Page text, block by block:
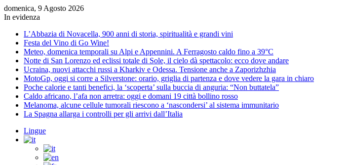
domenica, 9 Agosto 2026
In evidenza
L’Abbazia di Novacella, 900 anni di storia, spiritualità e grandi vini
Festa del Vino di Go Wine!
Meteo, domenica temporali su Alpi e Appennini. A Ferragosto caldo fino a 39°C
Notte di San Lorenzo ed eclissi totale di Sole, il cielo dà spettacolo: ecco dove andare
Ucraina, nuovi attacchi russi a Kharkiv e Odessa. Tensione anche a Zaporizhzhia
MotoGp, oggi si corre a Silverstone: orario, griglia di partenza e dove vedere la gara in chiaro
Poche calorie e tanti benefici, la ‘scoperta’ sulla buccia di anguria: “Non buttatela”
Caldo africano, l’afa non arretra: oggi e domani 19 città bollino rosso
Melanoma, alcune cellule tumorali riescono a ‘nascondersi’ al sistema immunitario
La Spagna allarga i controlli per gli arrivi dall’Italia
Lingue